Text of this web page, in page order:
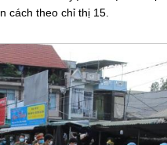
cách theo chỉ thị 15.